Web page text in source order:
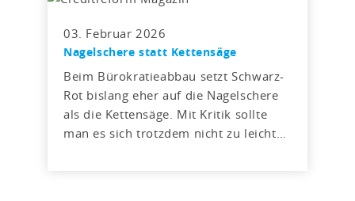
03. Februar 2026
Nagelschere statt Kettensäge
Beim Bürokratieabbau setzt Schwarz-
Rot bislang eher auf die Nagelschere
als die Kettensäge. Mit Kritik sollte
man es sich trotzdem nicht zu leicht…